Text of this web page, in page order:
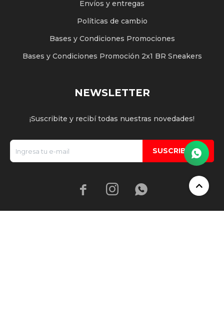
Envíos y entregas
Políticas de cambio
Bases y Condiciones Promociones
Bases y Condiciones Promoción 2x1 BR Sneakers
NEWSLETTER
¡Suscribite y recibí todas nuestras novedades!
SUSCRIBIRME
  